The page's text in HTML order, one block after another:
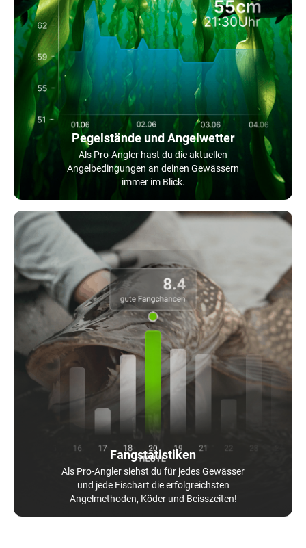
Pegelstände und Angelwetter
Als Pro-Angler hast du die aktuellen
Angelbedingungen an deinen Gewässern
immer im Blick.
Fangstatistiken
Als Pro-Angler siehst du für jedes Gewässer
und jede Fischart die erfolgreichsten
Angelmethoden, Köder und Beisszeiten!